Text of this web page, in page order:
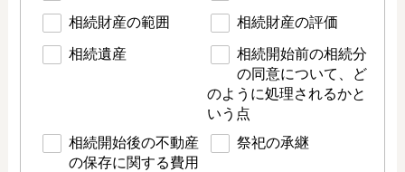
相続財産の範囲 相続財産の評価
相続遺産
相続開始前の相続分
の同意について、ど
のように処理されるかと
いう点
相続開始後の不動産
の保存に関する費用
祭祀の承継